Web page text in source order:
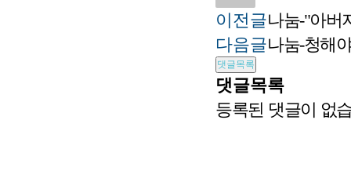
이전글나눔-"아버
다음글나눔-청해
댓글목록
댓글목록
등록된 댓글이 없